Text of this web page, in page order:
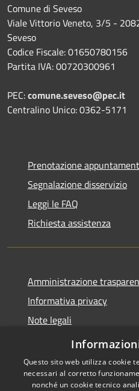
Comune di Seveso
Viale Vittorio Veneto, 3/5 -
Seveso
Codice Fiscale: 01650780156
Partita IVA: 00720300961
PEC:comune.seveso@pec.it
Centralino Unico: 0362-5171
Prenotazione
Segnalazione disservizio
Leggi le FAQ
Richiesta assistenza
Amministrazione
Informativa privacy
Note legali
Dichiarazione di
Questo sito web utilizza cookie
necessari al corretto
nonché un cookie tecnico